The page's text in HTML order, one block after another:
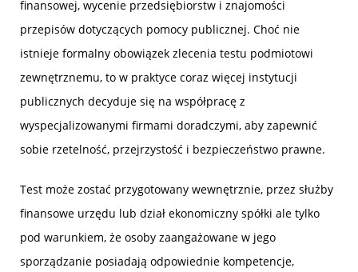
finansowej, wycenie przedsiębiorstw i znajomości
przepisów dotyczących pomocy publicznej. Choć nie
istnieje formalny obowiązek zlecenia testu podmiotowi
zewnętrznemu, to w praktyce coraz więcej instytucji
publicznych decyduje się na współpracę z
wyspecjalizowanymi firmami doradczymi, aby zapewnić
sobie rzetelność, przejrzystość i bezpieczeństwo prawne.
Test może zostać przygotowany wewnętrznie, przez służby
finansowe urzędu lub dział ekonomiczny spółki ale tylko
pod warunkiem, że osoby zaangażowane w jego
sporządzanie posiadają odpowiednie kompetencje,